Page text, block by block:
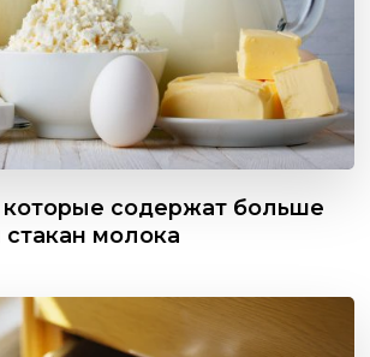
которые содержат больше
молока